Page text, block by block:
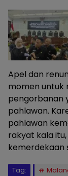
Apel dan
momen untuk
pengorbanan
pahlawan.
pahlawan
rakyat kala
kemerdekaan
Tag: